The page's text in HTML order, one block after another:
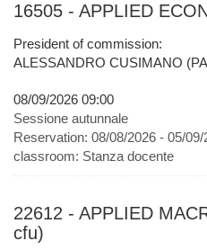
16505 - APPLIED
President of commission:
ALESSANDRO CUSIMANO
08/09/2026 09:00
Sessione autunnale
Reservation: 08/08/2026 - 05/09/
classroom: Stanza docente
22612 - APPLIED
cfu)